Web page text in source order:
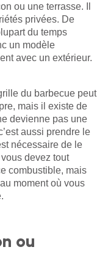
ou une terrasse. Il
privées. De
du temps
un modèle
avec un extérieur.
du barbecue peut
mais il existe de
devienne pas une
aussi prendre le
nécessaire de le
vous devez tout
combustible, mais
moment où vous
ou